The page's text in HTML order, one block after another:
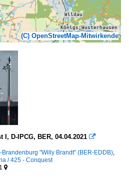
(C) OpenStreetMap-Mitwirkende
I, D-IPCG, BER, 04.04.2021 
"Willy Brandt" (BER-EDDB)
/ 425 - Conquest
